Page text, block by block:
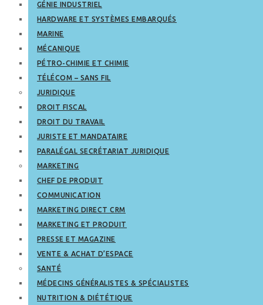
GÉNIE INDUSTRIEL
HARDWARE ET SYSTÈMES EMBARQUÉS
MARINE
MÉCANIQUE
PÉTRO-CHIMIE ET CHIMIE
TÉLÉCOM – SANS FIL
JURIDIQUE
DROIT FISCAL
DROIT DU TRAVAIL
JURISTE ET MANDATAIRE
PARALÉGAL SECRÉTARIAT JURIDIQUE
MARKETING
CHEF DE PRODUIT
COMMUNICATION
MARKETING DIRECT CRM
MARKETING ET PRODUIT
PRESSE ET MAGAZINE
VENTE & ACHAT D’ESPACE
SANTÉ
MÉDECINS GÉNÉRALISTES & SPÉCIALISTES
NUTRITION & DIÉTÉTIQUE